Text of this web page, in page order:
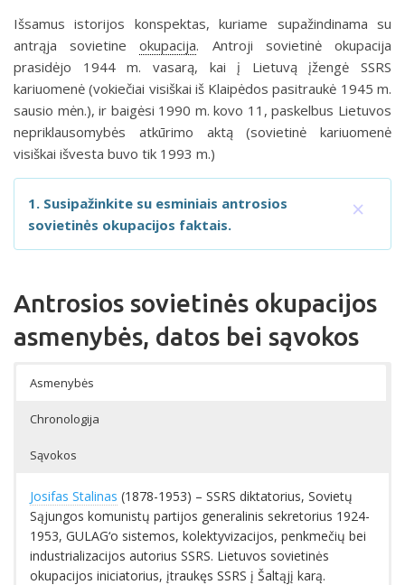
Išsamus istorijos konspektas, kuriame supažindinama su
antrąja sovietineokupacija. Antroji sovietinė okupacija
prasidėjo 1944 m. vasarą, kai į Lietuvą įžengė SSRS
kariuomenė (vokiečiai visiškai iš Klaipėdos pasitraukė 1945 m.
sausio mėn.), ir baigėsi 1990 m. kovo 11, paskelbus Lietuvos
nepriklausomybės atkūrimo aktą (sovietinė kariuomenė
visiškai išvesta buvo tik 1993 m.)
×
1. Susipažinkite su esminiais antrosios
sovietinės okupacijos faktais.
Antrosios sovietinės okupacijos
asmenybės, datos bei sąvokos
Asmenybės
Chronologija
Sąvokos
Josifas Stalinas (1878-1953) – SSRS diktatorius, Sovietų
Sąjungos komunistų partijos generalinis sekretorius 1924-
1953, GULAG‘o sistemos, kolektyvizacijos, penkmečių bei
industrializacijos autorius SSRS. Lietuvos sovietinės
okupacijos iniciatorius, įtraukęs SSRS į Šaltąjį karą.